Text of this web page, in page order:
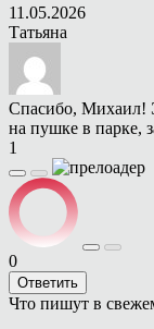
11.05.2026
Татьяна
Спасибо, Михаил!
на пушке в парке,
1
0
Ответить
Что пишут в